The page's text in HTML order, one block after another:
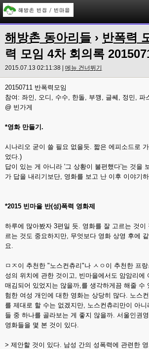
해방촌 동아리들 › 반폭력
력 모임 4차 회의록
2015.07.13 02:11:38 | 메뉴 건너뛰기
20150711 반폭력모임
참여: 좌인, 오디, 수수, 한돌, 부깽, 글쎄, 정민, 파
@ 빈가게
*영화 만들기.
시나리오 굳이 쓸 필요 없을듯. 짧은 에피소드로
었다.)
답이 있는 게 아니라 '그 상황이 불편했다'는 것을
가 답을 내리기보단, 영화를 보고 난 이후 이야기
*2015 빈마을 반(성)폭력 영화제
하루에 많아봤자 3편일 듯. 영화를 잘 고르는 것이
르는 것도 중요하지만, 무엇보다 영화 상영 후에
요.
ㅁㅈ이 추천한 "노스컨츄리"나 ㅅㅇ이 추천한 프
성의 위치에 관한 것이고, 빈마을에서도 암암리에
매김되어 있었지는 않을까,를 생각하게끔 해줄 수
험한 여성 개인에 대한 영화는 상당히 많다. 노스
를 제대로 할 수는 없겠지만, 노스컨츄리만이 아
들 중 하나를 골라보는 게 좋지 않을까. 서울인권
영화들을 몇 본 것이 있다.
> 제안할 것이 있다. 남성 간의 성폭력에 관련한